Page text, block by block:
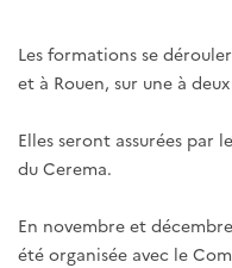
Les formations se
et à Rouen, sur une à
Elles seront assurées par
du Cerema.
En novembre et
été organisée avec le